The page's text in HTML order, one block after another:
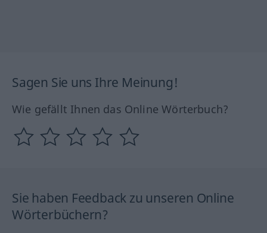
Sagen Sie uns Ihre Meinung!
Wie gefällt Ihnen das Online Wörterbuch?
Sie haben Feedback zu unseren Online
Wörterbüchern?